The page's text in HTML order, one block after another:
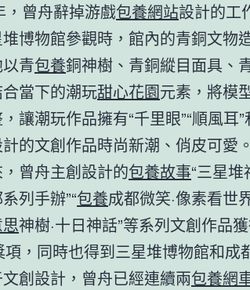
，曾舟辭掉游戲包養網站設計的工
博物館參觀時，館內的青銅文物
青包養銅神樹、青銅縱目面具、
當下的潮玩甜心花園元素，將模
讓潮玩作品擁有“千里眼”“順風耳”
的文創作品時尚新潮、俏皮可愛。
曾舟主創設計的包養故事“三星堆
列手辦”“包養成都微笑·像素看世
神樹·十日神話”等系列文創作品
項，同時也得到三星堆博物館和成
創設計，曾舟已經連續兩包養網